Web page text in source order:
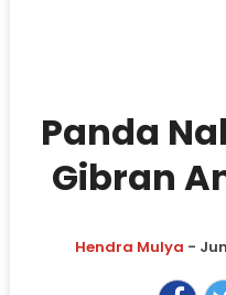
Panda
Gibran
Hendra Mulya -